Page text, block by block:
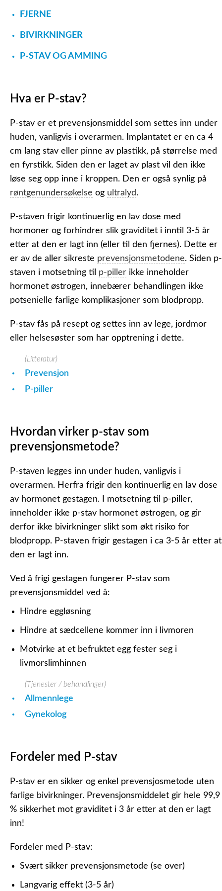
FJERNE
BIVIRKNINGER
P-STAV OG AMMING
Hva er P-stav?
P-stav er et prevensjonsmiddel som settes inn under
huden, vanligvis i overarmen. Implantatet er en ca 4
cm lang stav eller pinne av plastikk, på størrelse med
en fyrstikk. Siden den er laget av plast vil den ikke
løse seg opp inne i kroppen. Den er også synlig på
røntgenundersøkelse og ultralyd.
P-staven frigir kontinuerlig en lav dose med
hormoner og forhindrer slik graviditet i inntil 3-5 år
etter at den er lagt inn (eller til den fjernes). Dette er
er av de aller sikreste prevensjonsmetodene. Siden p-
staven i motsetning til p-piller ikke inneholder
hormonet østrogen, innebærer behandlingen ikke
potsenielle farlige komplikasjoner som blodpropp.
P-stav fås på resept og settes inn av lege, jordmor
eller helsesøster som har opptrening i dette.
(Litteratur)
Prevensjon
P-piller
Hvordan virker p-stav som
prevensjonsmetode?
P-staven legges inn under huden, vanligvis i
overarmen. Herfra frigir den kontinuerlig en lav dose
av hormonet gestagen. I motsetning til p-piller,
inneholder ikke p-stav hormonet østrogen, og gir
derfor ikke bivirkninger slikt som økt risiko for
blodpropp. P-staven frigir gestagen i ca 3-5 år etter at
den er lagt inn.
Ved å frigi gestagen fungerer P-stav som
prevensjonsmiddel ved å:
Hindre eggløsning
Hindre at sædcellene kommer inn i livmoren
Motvirke at et befruktet egg fester seg i
livmorslimhinnen
(Tjenester / behandlinger)
Allmennlege
Gynekolog
Fordeler med P-stav
P-stav er en sikker og enkel prevensjosmetode uten
farlige bivirkninger. Prevensjonsmiddelet gir hele 99,9
% sikkerhet mot graviditet i 3 år etter at den er lagt
inn!
Fordeler med P-stav:
Svært sikker prevensjonsmetode (se over)
Langvarig effekt (3-5 år)